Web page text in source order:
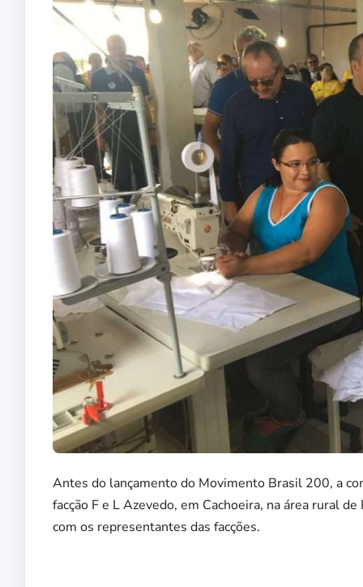
Antes do lançamento do Movimento Brasil 200, a
facção F e L Azevedo, em Cachoeira, na área rural
com os representantes das facções.